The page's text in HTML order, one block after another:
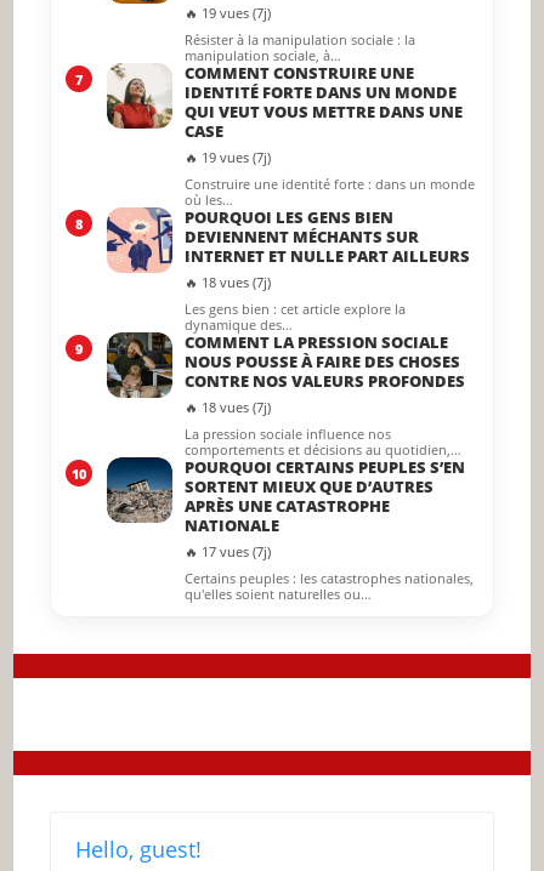
🔥 19 vues (7j)
Résister à la manipulation sociale : la
manipulation sociale, à…
7
COMMENT CONSTRUIRE UNE
IDENTITÉ FORTE DANS UN MONDE
QUI VEUT VOUS METTRE DANS UNE
CASE
🔥 19 vues (7j)
Construire une identité forte : dans un monde
où les…
8
POURQUOI LES GENS BIEN
DEVIENNENT MÉCHANTS SUR
INTERNET ET NULLE PART AILLEURS
🔥 18 vues (7j)
Les gens bien : cet article explore la
dynamique des…
9
COMMENT LA PRESSION SOCIALE
NOUS POUSSE À FAIRE DES CHOSES
CONTRE NOS VALEURS PROFONDES
🔥 18 vues (7j)
La pression sociale influence nos
comportements et décisions au quotidien,…
10
POURQUOI CERTAINS PEUPLES S’EN
SORTENT MIEUX QUE D’AUTRES
APRÈS UNE CATASTROPHE
NATIONALE
🔥 17 vues (7j)
Certains peuples : les catastrophes nationales,
qu'elles soient naturelles ou…
Hello, guest!